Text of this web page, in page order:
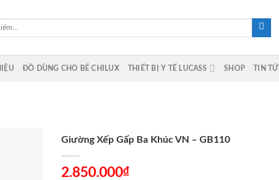
ĐỒ DÙNG CHO BÉ CHILUX THIẾT BỊ Y TẾ LUCASS SHOP TIN
Giường Xếp Gấp Ba Khúc VN – GB110
2.850.000₫